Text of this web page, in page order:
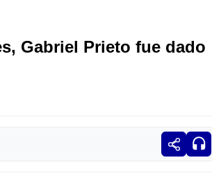
Gabriel Prieto fue dado